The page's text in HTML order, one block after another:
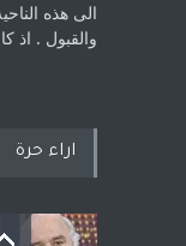
الى هذه
والقبول . اذ
اراء حرة